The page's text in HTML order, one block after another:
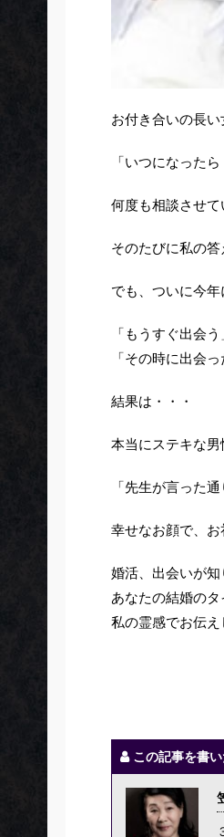
お付き合いの長い
「いつになった
何度も相談させて
そのたびに私の答
でも、ついに今年
「もうすぐ出会う
「その時に出会
結果は・・・
本当にステキな男
「先生が言った
幸せなお顔で、お
婚活、出会いが知
あなたの結婚の
私の霊感でお伝え
この記事を書い